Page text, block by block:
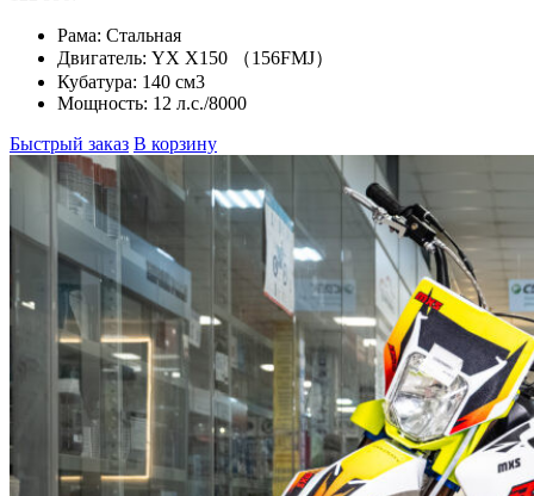
Рама: Стальная
Двигатель: YX X150 （156FMJ）
Кубатура: 140 см3
Мощность: 12 л.с./8000
Быстрый заказ В корзину